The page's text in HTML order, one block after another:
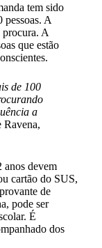
tem sido
pessoas. A
procura. A
que estão
de 100
a
Ravena,
anos devem
cartão do SUS,
de
pode ser
É
dos